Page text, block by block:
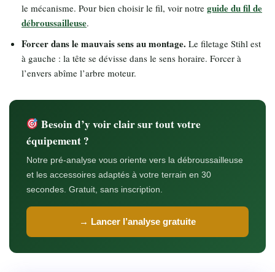
le mécanisme. Pour bien choisir le fil, voir notre guide du fil de
débroussailleuse.
Forcer dans le mauvais sens au montage. Le filetage Stihl est
à gauche : la tête se dévisse dans le sens horaire. Forcer à
l’envers abîme l’arbre moteur.
Besoin d’y voir clair sur tout votre
équipement ?
Notre pré-analyse vous oriente vers la débroussailleuse
et les accessoires adaptés à votre terrain en 30
secondes. Gratuit, sans inscription.
→ Lancer l’analyse gratuite